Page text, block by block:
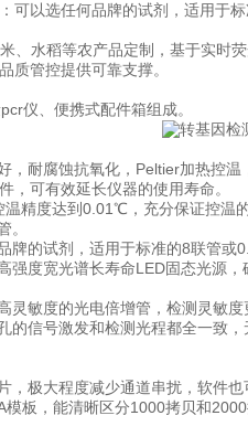
可以选任何品牌的试剂，适用于
水稻等农产品定制，基于实时
质管控提供可靠支撑。
仪、便携式配件箱组成。
耐腐蚀抗氧化，Peltier加热控温
，可有效延长仪器的使用寿命。
度达到0.01℃，充分保证控温的
的试剂，适用于标准的8联管或
度宽光谱长寿命LED固态光源，
敏度的光电倍增管，检测灵敏度
信号激发和检测光程都全一致，
极大程度减少通道串扰，软件也
板，能清晰区分1000拷贝和2000